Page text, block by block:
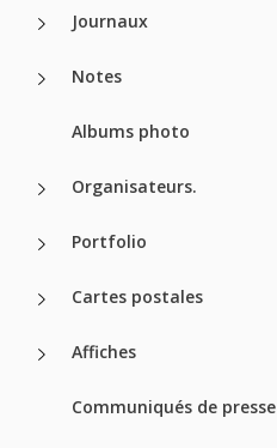
Journaux
Notes
Albums photo
Organisateurs.
Portfolio
Cartes postales
Affiches
Communiqués de presse